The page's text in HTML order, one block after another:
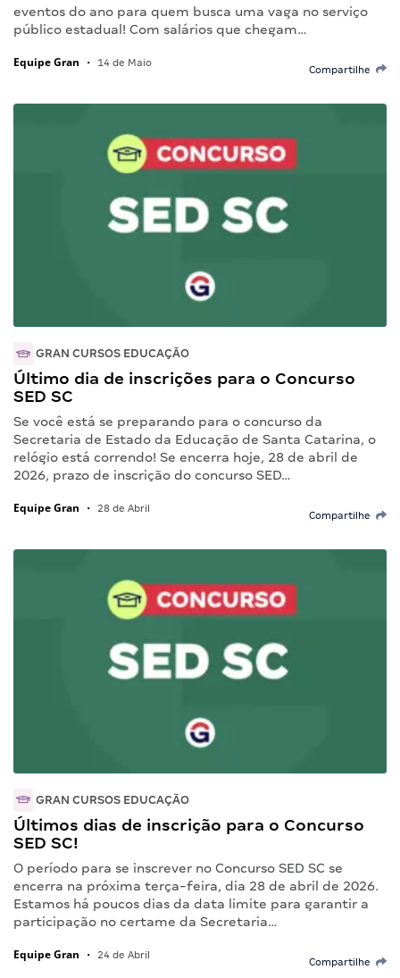
eventos do ano para quem busca uma vaga no serviço
público estadual! Com salários que chegam…
Equipe Gran • 14 de Maio
Compartilhe
GRAN CURSOS EDUCAÇÃO
Último dia de inscrições para o Concurso
SED SC
Se você está se preparando para o concurso da
Secretaria de Estado da Educação de Santa Catarina, o
relógio está correndo! Se encerra hoje, 28 de abril de
2026, prazo de inscrição do concurso SED…
Equipe Gran • 28 de Abril
Compartilhe
GRAN CURSOS EDUCAÇÃO
Últimos dias de inscrição para o Concurso
SED SC!
O período para se inscrever no Concurso SED SC se
encerra na próxima terça-feira, dia 28 de abril de 2026.
Estamos há poucos dias da data limite para garantir a
participação no certame da Secretaria…
Equipe Gran • 24 de Abril
Compartilhe